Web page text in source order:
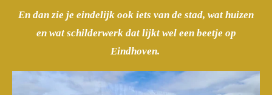
En dan zie je eindelijk ook iets van de stad, wat huizen
en wat schilderwerk dat lijkt wel een beetje op
Eindhoven.